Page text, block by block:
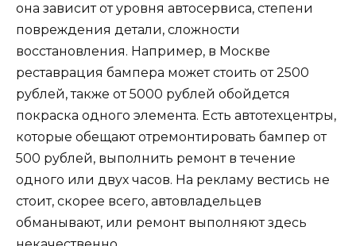
она зависит от уровня автосервиса, степени
повреждения детали, сложности
восстановления. Например, в Москве
реставрация бампера может стоить от 2500
рублей, также от 5000 рублей обойдется
покраска одного элемента. Есть автотехцентры,
которые обещают отремонтировать бампер от
500 рублей, выполнить ремонт в течение
одного или двух часов. На рекламу вестись не
стоит, скорее всего, автовладельцев
обманывают, или ремонт выполняют здесь